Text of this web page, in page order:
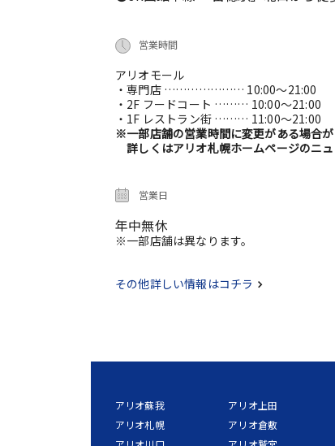
営業時間
アリオモール
・専門店 ………………… 10:00～21:00
・2F フードコート ……… 10:00～21:00
・1F レストラン街 ……… 11:00～21:00
※一部店舗の営業時間に変更がある場合が
詳しくはアリオ札幌ホームページのニュ
営業日
年中無休
※一部店舗は異なります。
その他詳しい情報はコチラ
アリオ蘇我
アリオ札幌
アリオ上田
アリオ倉敷